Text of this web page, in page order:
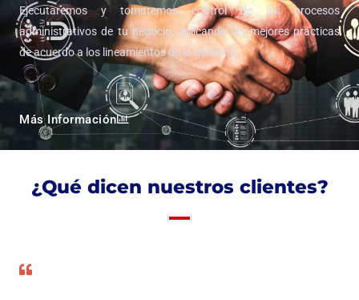
Ejecutaremos y tomaremos control de los procesos
administrativos de tu negocio, aplicando las mejores prácticas
de acuerdo a los lineamientos de la gerencia.
Más Información
¿Qué dicen nuestros clientes?